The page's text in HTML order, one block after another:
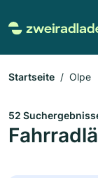
Startseite Olpe
52